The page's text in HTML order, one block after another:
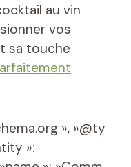
au vin
vos
sa touche
», »@ty
»: